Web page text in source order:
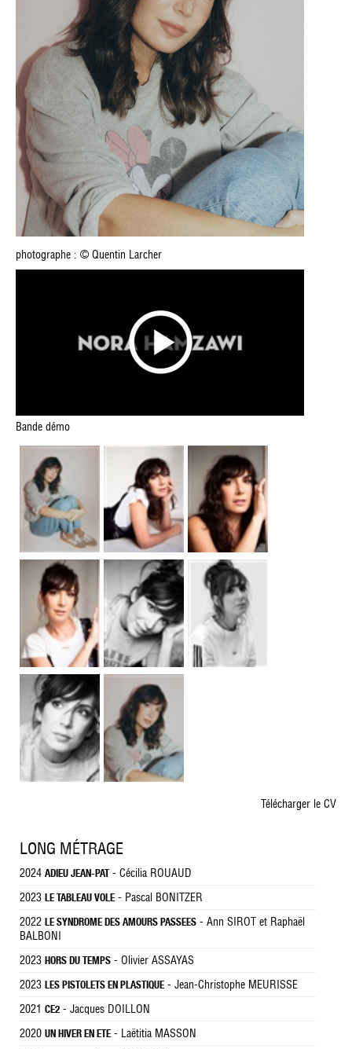
photographe : © Quentin Larcher
Bande démo
Télécharger le CV
LONG MÉTRAGE
2024 ADIEU JEAN-PAT - Cécilia ROUAUD
2023 LE TABLEAU VOLE - Pascal BONITZER
2022 LE SYNDROME DES AMOURS PASSEES - Ann SIROT et Raphaël
BALBONI
2023 HORS DU TEMPS - Olivier ASSAYAS
2023 LES PISTOLETS EN PLASTIQUE - Jean-Christophe MEURISSE
2021 CE2 - Jacques DOILLON
2020 UN HIVER EN ETE - Laëtitia MASSON